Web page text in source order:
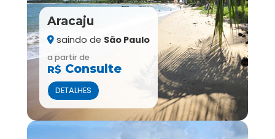
Aracaju
saindo de São Paulo
a partir de
R$ Consulte
DETALHES